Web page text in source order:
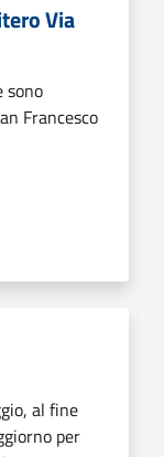
Via
sono
Francesco
al fine
per